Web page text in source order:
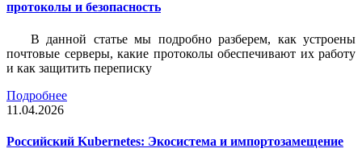
протоколы и безопасность
В данной статье мы подробно разберем, как устроены
почтовые серверы, какие протоколы обеспечивают их работу
и как защитить переписку
Подробнее
11.04.2026
Российский Kubernetes: Экосистема и импортозамещение